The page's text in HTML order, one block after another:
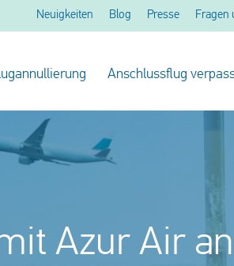
Neuigkeiten Blog Presse Fragen
Anschlussflug
Azur Air